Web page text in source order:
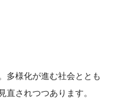
多様化が進む社会ととも
直されつつあります。